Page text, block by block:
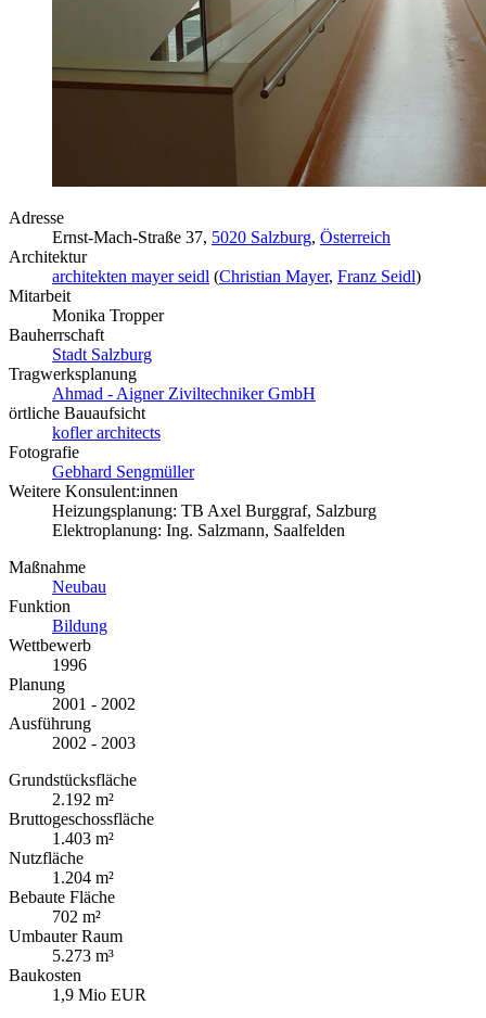
Adresse
Ernst-Mach-Straße 37, 5020 Salzburg, Österreich
Architektur
architekten mayer seidl (Christian Mayer, Franz Seidl)
Mitarbeit
Monika Tropper
Bauherrschaft
Stadt Salzburg
Tragwerksplanung
Ahmad - Aigner Ziviltechniker GmbH
örtliche Bauaufsicht
kofler architects
Fotografie
Gebhard Sengmüller
Weitere Konsulent:innen
Heizungsplanung: TB Axel Burggraf, Salzburg
Elektroplanung: Ing. Salzmann, Saalfelden
Maßnahme
Neubau
Funktion
Bildung
Wettbewerb
1996
Planung
2001 - 2002
Ausführung
2002 - 2003
Grundstücksfläche
2.192 m²
Bruttogeschossfläche
1.403 m²
Nutzfläche
1.204 m²
Bebaute Fläche
702 m²
Umbauter Raum
5.273 m³
Baukosten
1,9 Mio EUR